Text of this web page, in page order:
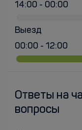
14:00 - 00:00
Выезд
00:00 - 12:00
Ответы на
вопросы